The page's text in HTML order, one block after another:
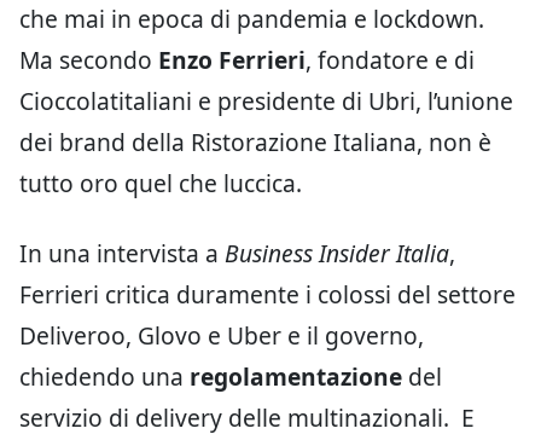
che mai in epoca di pandemia e lockdown.
Ma secondo Enzo Ferrieri, fondatore e di
Cioccolatitaliani e presidente di Ubri, l’unione
dei brand della Ristorazione Italiana, non è
tutto oro quel che luccica.
In una intervista a Business Insider Italia,
Ferrieri critica duramente i colossi del settore
Deliveroo, Glovo e Uber e il governo,
chiedendo una regolamentazione del
servizio di delivery delle multinazionali. E